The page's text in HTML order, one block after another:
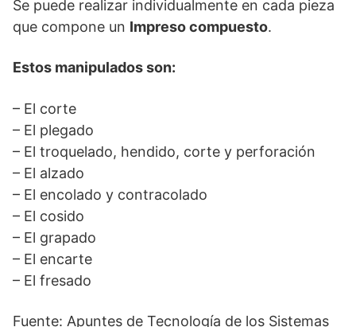
Se puede realizar individualmente en cada pieza
que compone un Impreso compuesto.
Estos manipulados son:
– El corte
– El plegado
– El troquelado, hendido, corte y perforación
– El alzado
– El encolado y contracolado
– El cosido
– El grapado
– El encarte
– El fresado
Fuente: Apuntes de Tecnología de los Sistemas